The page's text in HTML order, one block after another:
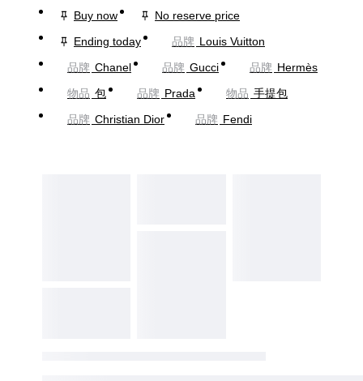
Buy now
No reserve price
Ending today
品牌 Louis Vuitton
品牌 Chanel 品牌 Gucci 品牌 Hermès
物品 包 品牌 Prada 物品 手提包
品牌 Christian Dior 品牌 Fendi